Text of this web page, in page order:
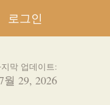
로그인
막 업데이트:
월 29, 2026